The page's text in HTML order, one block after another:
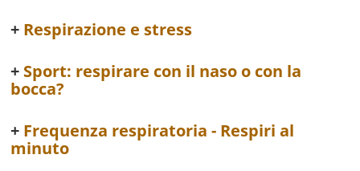
Respirazione e stress
Sport: respirare con il naso o con la
bocca?
Frequenza respiratoria - Respiri al
minuto